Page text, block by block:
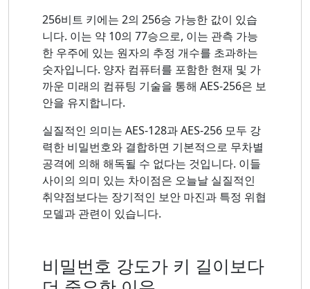
256비트 키에는 2의 256승 가능한 값이 있습
니다. 이는 약 10의 77승으로, 이는 관측 가능
한 우주에 있는 원자의 추정 개수를 초과하는
숫자입니다. 양자 컴퓨터를 포함한 현재 및 가
까운 미래의 컴퓨팅 기술을 통해 AES-256은 보
안을 유지합니다.
실질적인 의미는 AES-128과 AES-256 모두 강
력한 비밀번호와 결합하면 기본적으로 무차별
공격에 의해 해독될 수 없다는 것입니다. 이들
사이의 의미 있는 차이점은 오늘날 실질적인
취약점보다는 장기적인 보안 마진과 특정 위협
모델과 관련이 있습니다.
비밀번호 강도가 키 길이보다